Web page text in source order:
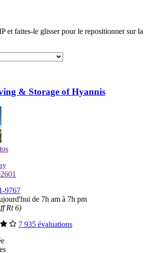
et faites-le glisser pour le repositionner sur la
& Storage of Hyannis
9767
de 7h am à 7h pm
Rt 6)
7 935 évaluations